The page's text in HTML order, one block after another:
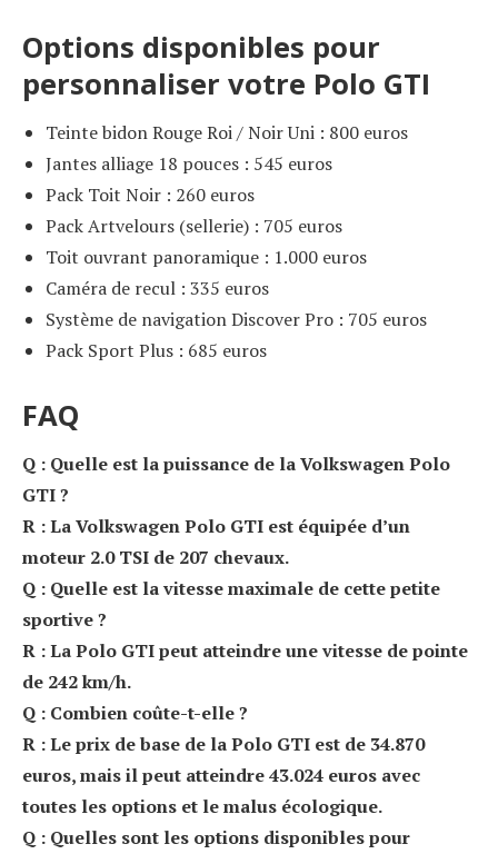
Options disponibles pour
personnaliser votre Polo GTI
Teinte bidon Rouge Roi / Noir Uni : 800 euros
Jantes alliage 18 pouces : 545 euros
Pack Toit Noir : 260 euros
Pack Artvelours (sellerie) : 705 euros
Toit ouvrant panoramique : 1.000 euros
Caméra de recul : 335 euros
Système de navigation Discover Pro : 705 euros
Pack Sport Plus : 685 euros
FAQ
Q : Quelle est la puissance de la Volkswagen Polo
GTI ?
R : La Volkswagen Polo GTI est équipée d’un
moteur 2.0 TSI de 207 chevaux.
Q : Quelle est la vitesse maximale de cette petite
sportive ?
R : La Polo GTI peut atteindre une vitesse de pointe
de 242 km/h.
Q : Combien coûte-t-elle ?
R : Le prix de base de la Polo GTI est de 34.870
euros, mais il peut atteindre 43.024 euros avec
toutes les options et le malus écologique.
Q : Quelles sont les options disponibles pour